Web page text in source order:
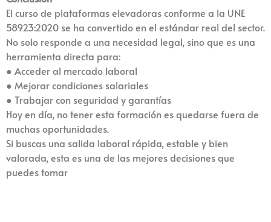
El curso de plataformas elevadoras conforme a la UNE
58923:2020 se ha convertido en el estándar real del sector.
No solo responde a una necesidad legal, sino que es una
herramienta directa para:
● Acceder al mercado laboral
● Mejorar condiciones salariales
● Trabajar con seguridad y garantías
Hoy en día, no tener esta formación es quedarse fuera de
muchas oportunidades.
Si buscas una salida laboral rápida, estable y bien
valorada, esta es una de las mejores decisiones que
puedes tomar